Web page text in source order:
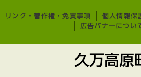
リンク・著作権・免責事項 個人情報保
広告バナーについ
久万高原